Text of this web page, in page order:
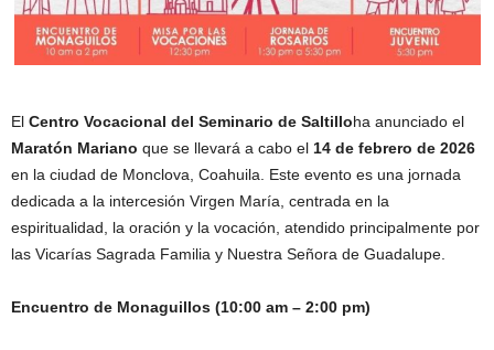
El Centro Vocacional del Seminario de Saltilloha anunciado el
Maratón Mariano que se llevará a cabo el 14 de febrero de 2026
en la ciudad de Monclova, Coahuila. Este evento es una jornada
dedicada a la intercesión Virgen María, centrada en la
espiritualidad, la oración y la vocación, atendido principalmente por
las Vicarías Sagrada Familia y Nuestra Señora de Guadalupe.
Encuentro de Monaguillos (10:00 am – 2:00 pm)